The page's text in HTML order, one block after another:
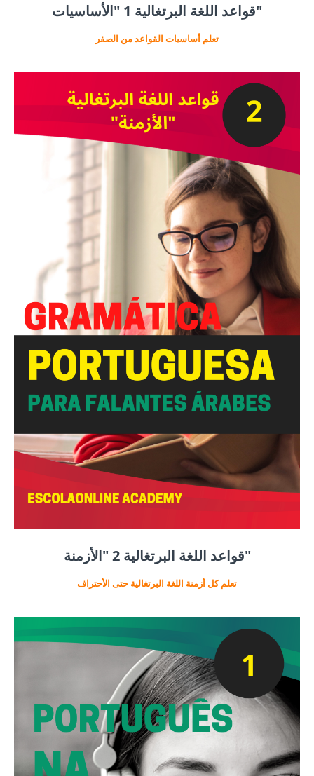
قواعد اللغة البرتغالية 1 "الأساسيات"
تعلم أساسيات القواعد من الصفر
قواعد اللغة البرتغالية 2 "الأزمنة"
تعلم كل أزمنة اللغة البرتغالية حتى الأحتراف